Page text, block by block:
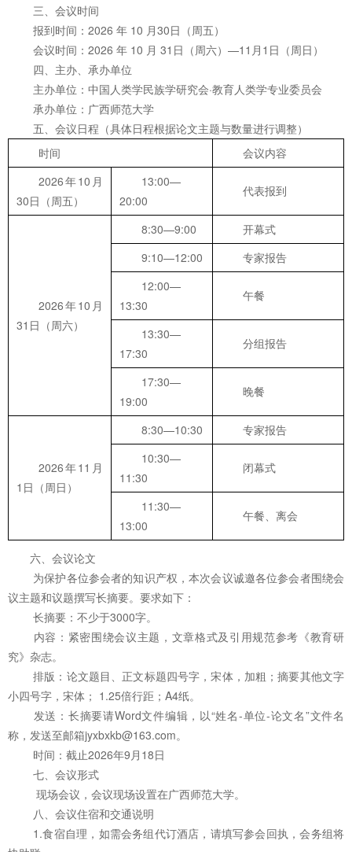
三、会议时间
报到时间：2026 年 10 月30日（周五）
会议时间：2026 年 10 月 31日（周六）—11月1日（周日）
四、主办、承办单位
主办单位：中国人类学民族学研究会·教育人类学专业委员会
承办单位：广西师范大学
五、会议日程（具体日程根据论文主题与数量进行调整）
时间
会议内容
2026年10月
30日（周五）
13:00—
20:00
代表报到
2026年10月
31日（周六）
8:30—9:00
开幕式
9:10—12:00
专家报告
12:00—
13:30
午餐
13:30—
17:30
分组报告
17:30—
19:00
晚餐
2026年11月
1日（周日）
8:30—10:30
专家报告
10:30—
11:30
闭幕式
11:30—
13:00
午餐、离会
六、会议论文
为保护各位参会者的知识产权，本次会议诚邀各位参会者围绕会
议主题和议题撰写长摘要。要求如下：
长摘要：不少于3000字。
内容：紧密围绕会议主题，文章格式及引用规范参考《教育研
究》杂志。
排版：论文题目、正文标题四号字，宋体，加粗；摘要其他文字
小四号字，宋体； 1.25倍行距；A4纸。
发送：长摘要请Word文件编辑，以“姓名-单位-论文名”文件名
称，发送至邮箱jyxbxkb@163.com。
时间：截止2026年9月18日
七、会议形式
现场会议，会议现场设置在广西师范大学。
八、会议住宿和交通说明
1.食宿自理，如需会务组代订酒店，请填写参会回执，会务组将